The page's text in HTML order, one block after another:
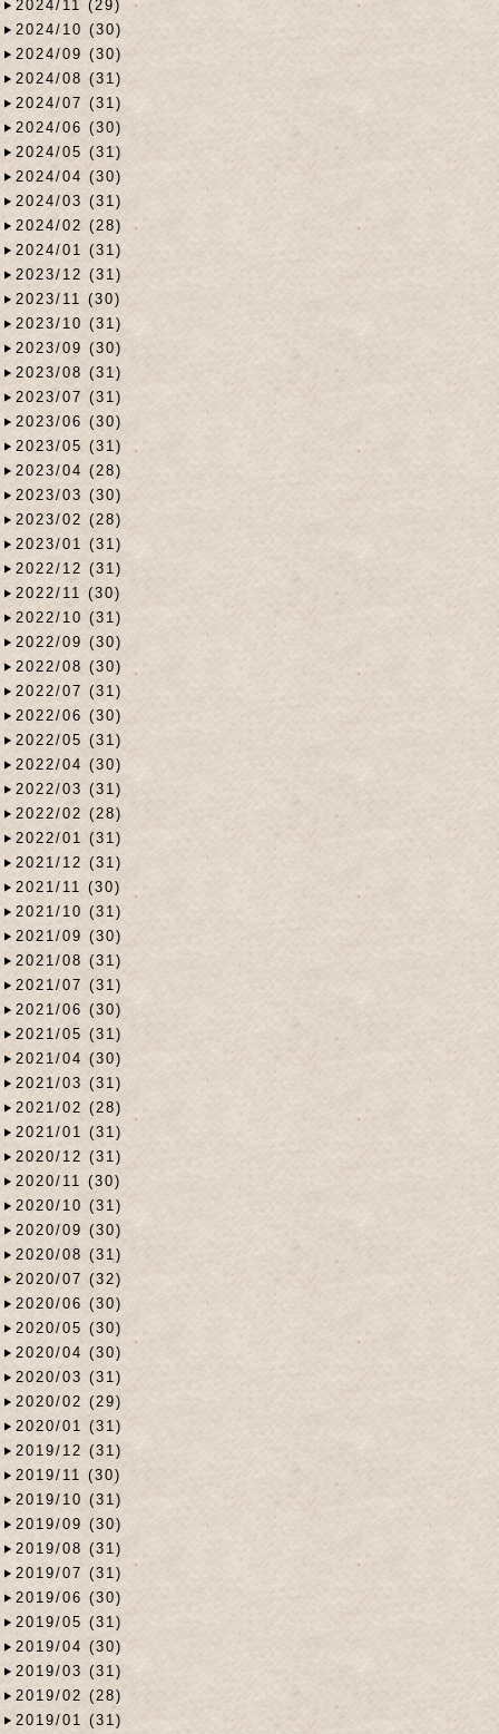
2024/11 (29)
2024/10 (30)
2024/09 (30)
2024/08 (31)
2024/07 (31)
2024/06 (30)
2024/05 (31)
2024/04 (30)
2024/03 (31)
2024/02 (28)
2024/01 (31)
2023/12 (31)
2023/11 (30)
2023/10 (31)
2023/09 (30)
2023/08 (31)
2023/07 (31)
2023/06 (30)
2023/05 (31)
2023/04 (28)
2023/03 (30)
2023/02 (28)
2023/01 (31)
2022/12 (31)
2022/11 (30)
2022/10 (31)
2022/09 (30)
2022/08 (30)
2022/07 (31)
2022/06 (30)
2022/05 (31)
2022/04 (30)
2022/03 (31)
2022/02 (28)
2022/01 (31)
2021/12 (31)
2021/11 (30)
2021/10 (31)
2021/09 (30)
2021/08 (31)
2021/07 (31)
2021/06 (30)
2021/05 (31)
2021/04 (30)
2021/03 (31)
2021/02 (28)
2021/01 (31)
2020/12 (31)
2020/11 (30)
2020/10 (31)
2020/09 (30)
2020/08 (31)
2020/07 (32)
2020/06 (30)
2020/05 (30)
2020/04 (30)
2020/03 (31)
2020/02 (29)
2020/01 (31)
2019/12 (31)
2019/11 (30)
2019/10 (31)
2019/09 (30)
2019/08 (31)
2019/07 (31)
2019/06 (30)
2019/05 (31)
2019/04 (30)
2019/03 (31)
2019/02 (28)
2019/01 (31)